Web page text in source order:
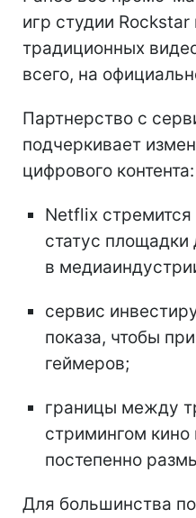
игр студии
традиционных
всего, на
Партнерство с
подчеркивает
цифрового контента:
Netflix стремится
статус
в
сервис
показа, чтобы
геймеров;
границы между
стримингом
постепенно
Для большинства